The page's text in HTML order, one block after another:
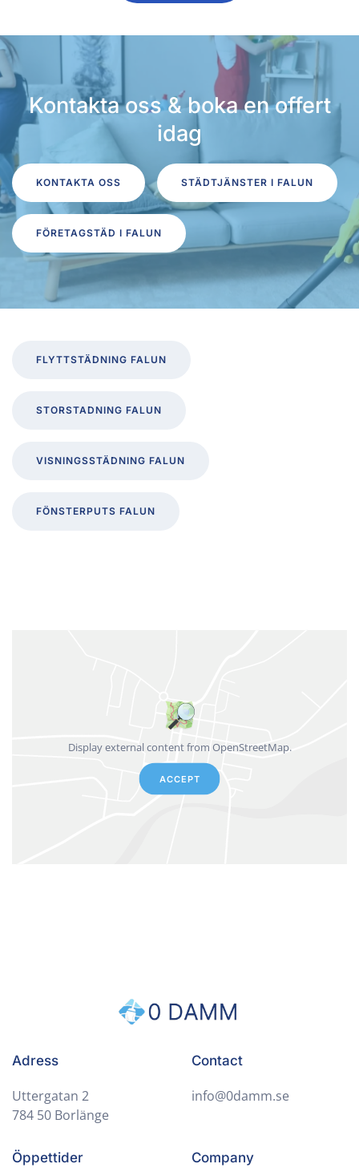
Kontakta oss & boka en offert
idag
KONTAKTA OSS STÄDTJÄNSTER I FALUN
FÖRETAGSTÄD I FALUN
FLYTTSTÄDNING FALUN
STORSTADNING FALUN
VISNINGSSTÄDNING FALUN
FÖNSTERPUTS FALUN
Display external content from OpenStreetMap.
ACCEPT
Adress
Uttergatan 2
784 50 Borlänge
Contact
info@0damm.se
Öppettider Company